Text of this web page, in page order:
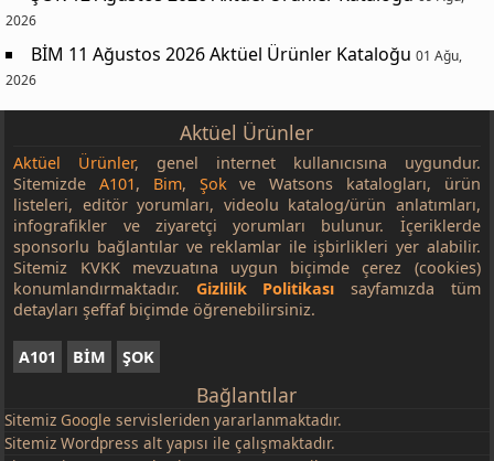
2026
BİM 11 Ağustos 2026 Aktüel Ürünler Kataloğu 01 Ağu,
2026
Aktüel Ürünler
Aktüel Ürünler, genel internet kullanıcısına uygundur.
SitemizdeA101, Bim, Şokve Watsons katalogları, ürün
listeleri, editör yorumları, videolu katalog/ürün anlatımları,
infografikler ve ziyaretçi yorumları bulunur. İçeriklerde
sponsorlu bağlantılar ve reklamlar ile işbirlikleri yer alabilir.
Sitemiz KVKK mevzuatına uygun biçimde çerez (cookies)
konumlandırmaktadır. Gizlilik Politikası sayfamızda tüm
detayları şeffaf biçimde öğrenebilirsiniz.
A101 BİM ŞOK
Bağlantılar
Sitemiz Google servisleriden yararlanmaktadır.
Sitemiz Wordpress alt yapısı ile çalışmaktadır.